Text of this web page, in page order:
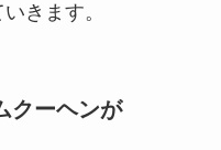
きます。
クーヘンが